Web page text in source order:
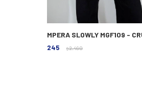
CAMPERA SLOWLY MGF109 -
1.245 $ 2.490